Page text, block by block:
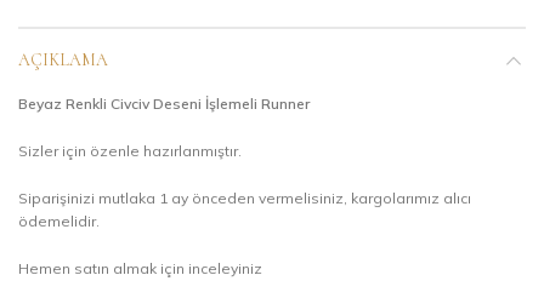
AÇIKLAMA
Beyaz Renkli Civciv Deseni İşlemeli Runner
Sizler için özenle hazırlanmıştır.
Siparişinizi mutlaka 1 ay önceden vermelisiniz, kargolarımız alıcı
ödemelidir.
Hemen satın almak için inceleyiniz